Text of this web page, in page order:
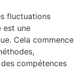
fluctuations
est une
Cela commence
compétences